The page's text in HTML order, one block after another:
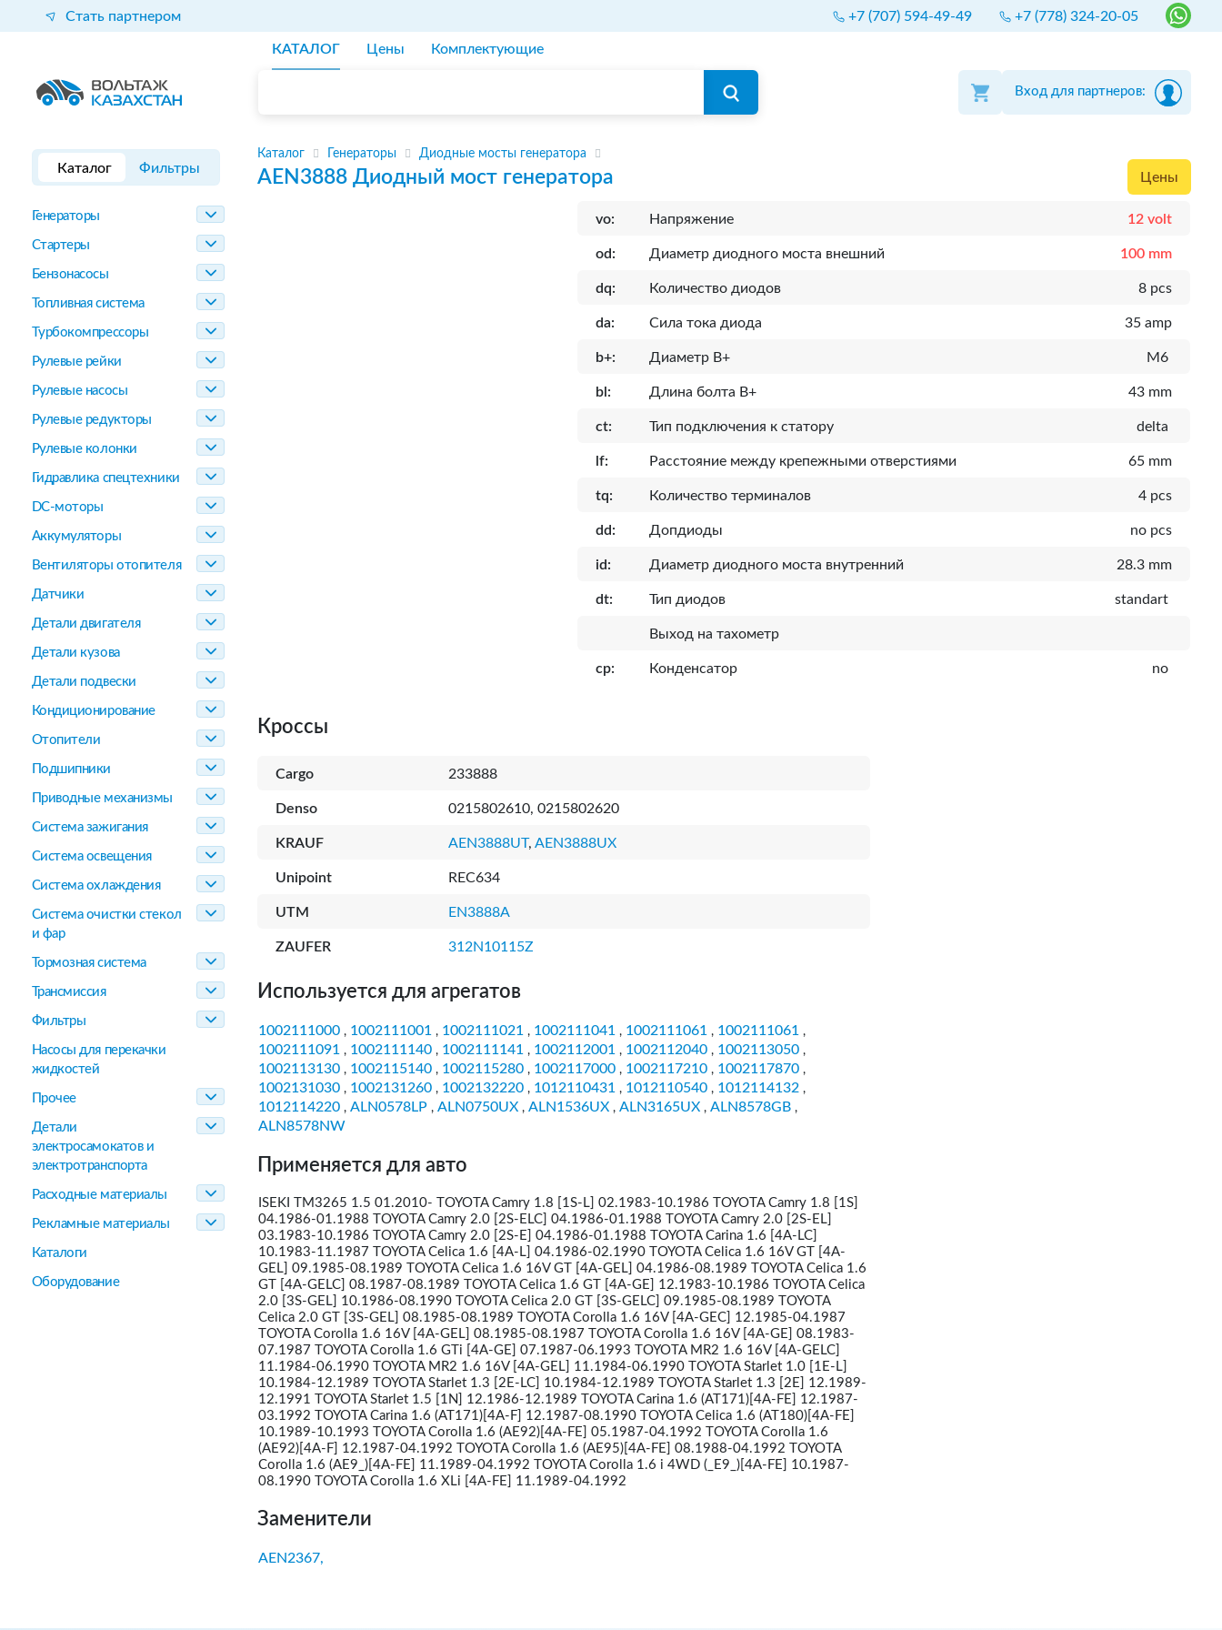
Стать партнером +7 (707) 594-49-49 +7 (778) 324-20-05
КАТАЛОГ Цены Комплектующие
Вход для партнеров:
Каталог Фильтры
Генераторы
Стартеры
Бензонасосы
Топливная система
Турбокомпрессоры
Рулевые рейки
Рулевые насосы
Рулевые редукторы
Рулевые колонки
Гидравлика спецтехники
DC-моторы
Аккумуляторы
Вентиляторы отопителя
Датчики
Детали двигателя
Детали кузова
Детали подвески
Кондиционирование
Отопители
Подшипники
Приводные механизмы
Система зажигания
Система освещения
Система охлаждения
Система очистки стекол
и фар
Тормозная система
Трансмиссия
Фильтры
Насосы для перекачки
жидкостей
Прочее
Детали
электросамокатов и
электротранспорта
Расходные материалы
Рекламные материалы
Каталоги
Оборудование
Каталог Генераторы Диодные мосты генератора
AEN3888 Диодный мост генератора Цены
vo: Напряжение 12 volt
od: Диаметр диодного моста внешний 100 mm
dq: Количество диодов 8 pcs
da: Сила тока диода 35 amp
b+: Диаметр B+ M6
bl: Длина болта B+ 43 mm
ct: Тип подключения к статору delta
lf: Расcтояние между крепежными отверстиями 65 mm
tq: Количество терминалов 4 pcs
dd: Допдиоды no pcs
id: Диаметр диодного моста внутренний 28.3 mm
dt: Тип диодов standart
Выход на тахометр
cp: Конденсатор no
Кроссы
Cargo 233888
Denso 0215802610, 0215802620
KRAUF AEN3888UT, AEN3888UX
Unipoint REC634
UTM EN3888A
ZAUFER 312N10115Z
Используется для агрегатов
1002111000 , 1002111001 , 1002111021 , 1002111041 , 1002111061 , 1002111061 ,
1002111091 , 1002111140 , 1002111141 , 1002112001 , 1002112040 , 1002113050 ,
1002113130 , 1002115140 , 1002115280 , 1002117000 , 1002117210 , 1002117870 ,
1002131030 , 1002131260 , 1002132220 , 1012110431 , 1012110540 , 1012114132 ,
1012114220 , ALN0578LP , ALN0750UX , ALN1536UX , ALN3165UX , ALN8578GB ,
ALN8578NW
Применяется для авто
ISEKI TM3265 1.5 01.2010- TOYOTA Camry 1.8 [1S-L] 02.1983-10.1986 TOYOTA Camry 1.8 [1S]
04.1986-01.1988 TOYOTA Camry 2.0 [2S-ELC] 04.1986-01.1988 TOYOTA Camry 2.0 [2S-EL]
03.1983-10.1986 TOYOTA Camry 2.0 [2S-E] 04.1986-01.1988 TOYOTA Carina 1.6 [4A-LC]
10.1983-11.1987 TOYOTA Celica 1.6 [4A-L] 04.1986-02.1990 TOYOTA Celica 1.6 16V GT [4A-
GEL] 09.1985-08.1989 TOYOTA Celica 1.6 16V GT [4A-GEL] 04.1986-08.1989 TOYOTA Celica 1.6
GT [4A-GELC] 08.1987-08.1989 TOYOTA Celica 1.6 GT [4A-GE] 12.1983-10.1986 TOYOTA Celica
2.0 [3S-GEL] 10.1986-08.1990 TOYOTA Celica 2.0 GT [3S-GELC] 09.1985-08.1989 TOYOTA
Celica 2.0 GT [3S-GEL] 08.1985-08.1989 TOYOTA Corolla 1.6 16V [4A-GEC] 12.1985-04.1987
TOYOTA Corolla 1.6 16V [4A-GEL] 08.1985-08.1987 TOYOTA Corolla 1.6 16V [4A-GE] 08.1983-
07.1987 TOYOTA Corolla 1.6 GTi [4A-GE] 07.1987-06.1993 TOYOTA MR2 1.6 16V [4A-GELC]
11.1984-06.1990 TOYOTA MR2 1.6 16V [4A-GEL] 11.1984-06.1990 TOYOTA Starlet 1.0 [1E-L]
10.1984-12.1989 TOYOTA Starlet 1.3 [2E-LC] 10.1984-12.1989 TOYOTA Starlet 1.3 [2E] 12.1989-
12.1991 TOYOTA Starlet 1.5 [1N] 12.1986-12.1989 TOYOTA Carina 1.6 (AT171)[4A-FE] 12.1987-
03.1992 TOYOTA Carina 1.6 (AT171)[4A-F] 12.1987-08.1990 TOYOTA Celica 1.6 (AT180)[4A-FE]
10.1989-10.1993 TOYOTA Corolla 1.6 (AE92)[4A-FE] 05.1987-04.1992 TOYOTA Corolla 1.6
(AE92)[4A-F] 12.1987-04.1992 TOYOTA Corolla 1.6 (AE95)[4A-FE] 08.1988-04.1992 TOYOTA
Corolla 1.6 (AE9_)[4A-FE] 11.1989-04.1992 TOYOTA Corolla 1.6 i 4WD (_E9_)[4A-FE] 10.1987-
08.1990 TOYOTA Corolla 1.6 XLi [4A-FE] 11.1989-04.1992
Заменители
AEN2367,